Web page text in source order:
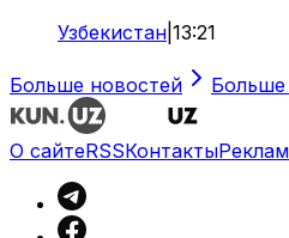
Узбекистан 13:21
Больше новостей Больше
О сайтеRSSКонтакты